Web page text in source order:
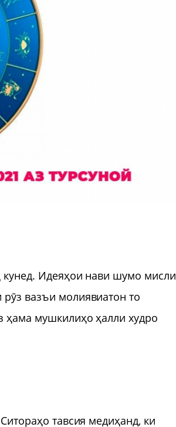
Идеяҳои нави шумо мисли
вазъи молиявиатон то
ҳама мушкилиҳо ҳалли худро
тавсия медиҳанд, ки